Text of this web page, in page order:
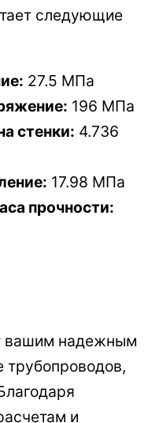
следующие
27.5 МПа
196 МПа
стенки: 4.736
17.98 МПа
прочности:
вашим надежным
и